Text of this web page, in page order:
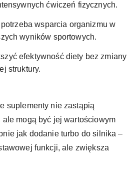
ćwiczeń fizycznych.
wsparcia organizmu w
wyników sportowych.
efektywność diety bez zmiany
struktury.
suplementy nie zastąpią
mogą być jej wartościowym
jak dodanie turbo do silnika –
funkcji, ale zwiększa